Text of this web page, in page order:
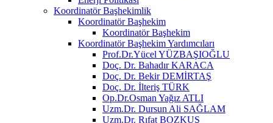
Koordinatör Başhekimlik
Koordinatör Başhekim
Koordinatör Başhekim
Koordinatör Başhekim Yardımcıları
Prof.Dr.Yücel YÜZBAŞIOĞLU
Doç. Dr. Bahadır KARACA
Doç. Dr. Bekir DEMİRTAŞ
Doç. Dr. İlteriş TÜRK
Op.Dr.Osman Yağız ATLI
Uzm.Dr. Dursun Ali SAĞLAM
Uzm.Dr. Rıfat BOZKUŞ